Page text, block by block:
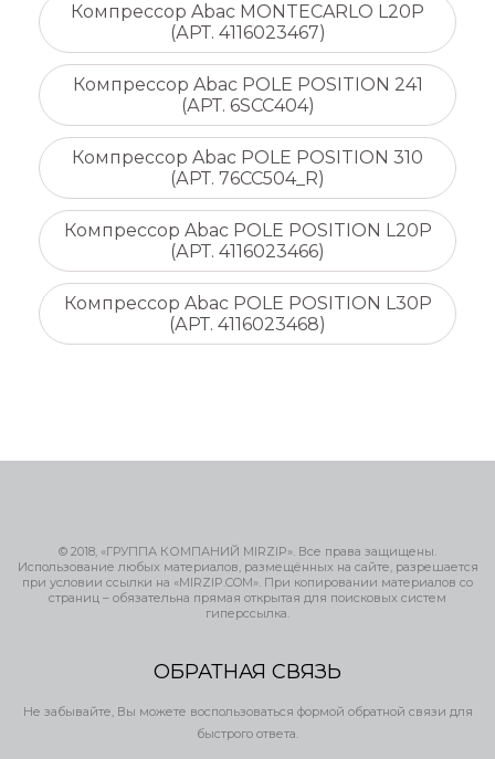
Компрессор Abac MONTECARLO L20P
(АРТ. 4116023467)
Компрессор Abac POLE POSITION 241
(АРТ. 6SCC404)
Компрессор Abac POLE POSITION 310
(АРТ. 76CC504_R)
Компрессор Abac POLE POSITION L20P
(АРТ. 4116023466)
Компрессор Abac POLE POSITION L30P
(АРТ. 4116023468)
© 2018, «ГРУППА КОМПАНИЙ MIRZIP». Все права защищены.
Использование любых материалов, размещённых на сайте, разрешается
при условии ссылки на «MIRZIP.COM». При копировании материалов со
страниц – обязательна прямая открытая для поисковых систем
гиперссылка.
ОБРАТНАЯ СВЯЗЬ
Не забывайте, Вы можете воспользоваться формой обратной связи для
быстрого ответа.